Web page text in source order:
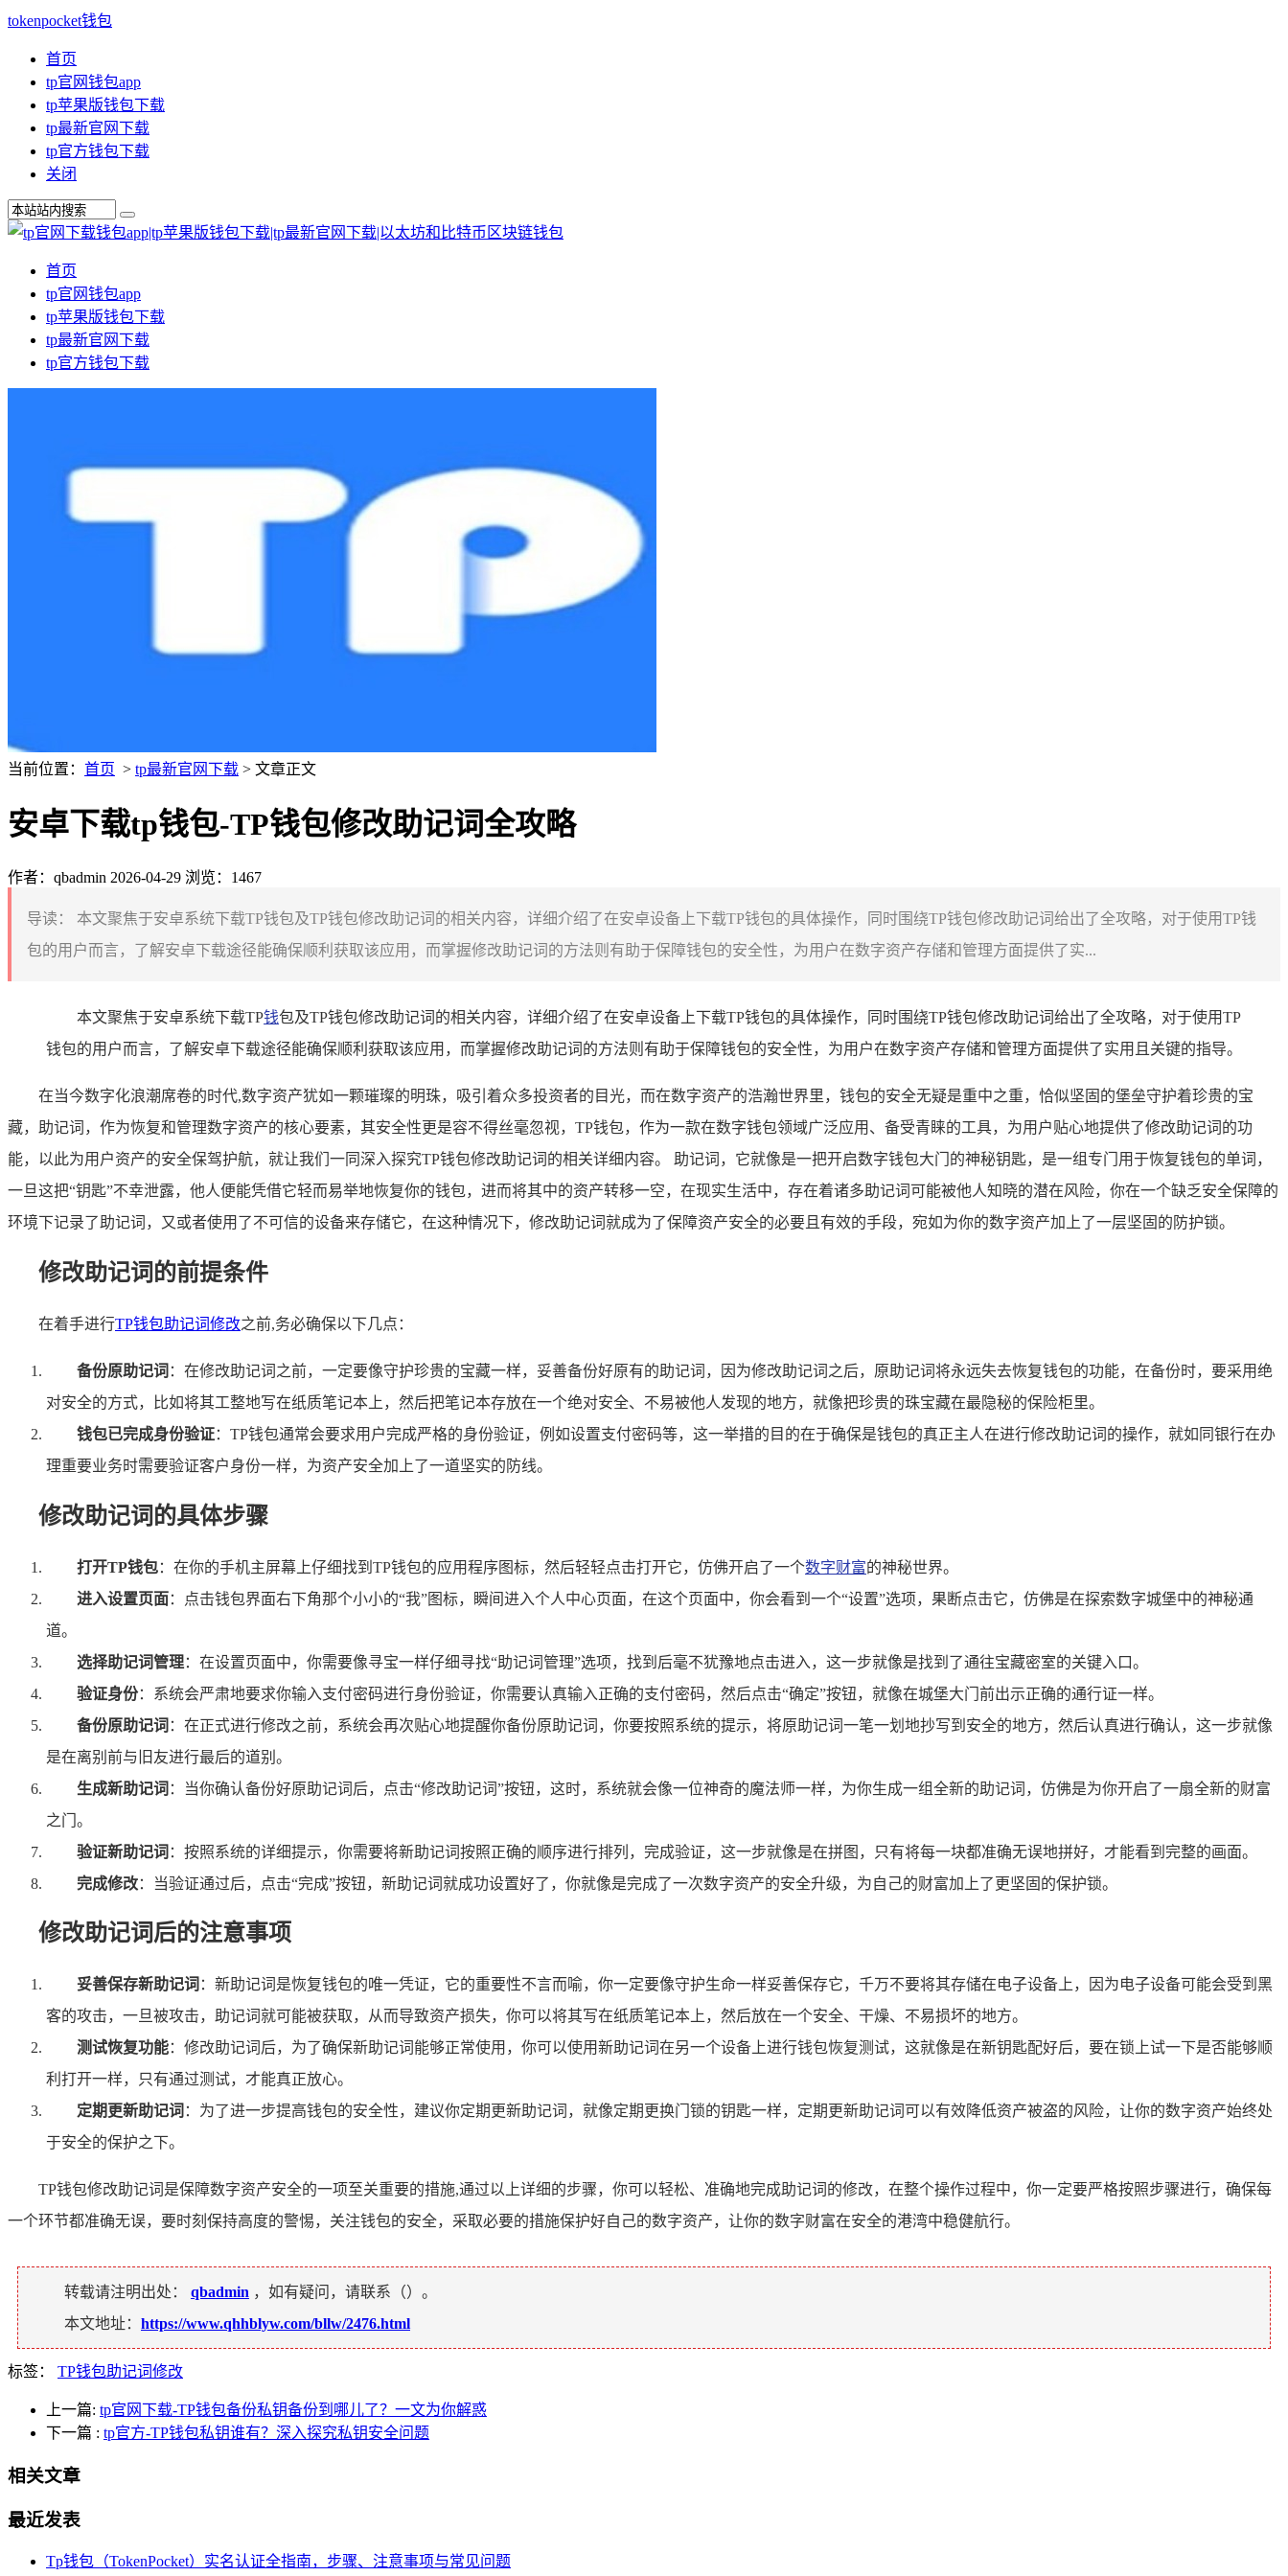
tokenpocket钱包
首页
tp官网钱包app
tp苹果版钱包下载
tp最新官网下载
tp官方钱包下载
关闭
首页
tp官网钱包app
tp苹果版钱包下载
tp最新官网下载
tp官方钱包下载
当前位置： 首页 > tp最新官网下载 > 文章正文
安卓下载tp钱包-TP钱包修改助记词全攻略
作者：qbadmin 2026-04-29 浏览：1467
导读：
本文聚焦于安卓系统下载TP钱包及TP钱包修改助记词的相关内容，详细介绍了在安卓设备上下载TP钱包的具体操作，同时围绕TP钱包修改助记词给出了全攻略，对于使用TP钱
包的用户而言，了解安卓下载途径能确保顺利获取该应用，而掌握修改助记词的方法则有助于保障钱包的安全性，为用户在数字资产存储和管理方面提供了实...
本文聚焦于安卓系统下载TP钱包及TP钱包修改助记词的相关内容，详细介绍了在安卓设备上下载TP钱包的具体操作，同时围绕TP钱包修改助记词给出了全攻略，对于使用TP
钱包的用户而言，了解安卓下载途径能确保顺利获取该应用，而掌握修改助记词的方法则有助于保障钱包的安全性，为用户在数字资产存储和管理方面提供了实用且关键的指导。
在当今数字化浪潮席卷的时代,数字资产犹如一颗璀璨的明珠，吸引着众多投资者的目光，而在数字资产的浩瀚世界里，钱包的安全无疑是重中之重，恰似坚固的堡垒守护着珍贵的宝
藏，助记词，作为恢复和管理数字资产的核心要素，其安全性更是容不得丝毫忽视，TP钱包，作为一款在数字钱包领域广泛应用、备受青睐的工具，为用户贴心地提供了修改助记词的功
能，以此为用户资产的安全保驾护航，就让我们一同深入探究TP钱包修改助记词的相关详细内容。 助记词，它就像是一把开启数字钱包大门的神秘钥匙，是一组专门用于恢复钱包的单词，
一旦这把“钥匙”不幸泄露，他人便能凭借它轻而易举地恢复你的钱包，进而将其中的资产转移一空，在现实生活中，存在着诸多助记词可能被他人知晓的潜在风险，你在一个缺乏安全保障的
环境下记录了助记词，又或者使用了不可信的设备来存储它，在这种情况下，修改助记词就成为了保障资产安全的必要且有效的手段，宛如为你的数字资产加上了一层坚固的防护锁。
修改助记词的前提条件
在着手进行TP钱包助记词修改之前,务必确保以下几点：
备份原助记词 ：在修改助记词之前，一定要像守护珍贵的宝藏一样，妥善备份好原有的助记词，因为修改助记词之后，原助记词将永远失去恢复钱包的功能，在备份时，要采用绝
对安全的方式，比如将其工整地写在纸质笔记本上，然后把笔记本存放在一个绝对安全、不易被他人发现的地方，就像把珍贵的珠宝藏在最隐秘的保险柜里。
钱包已完成身份验证：TP钱包通常会要求用户完成严格的身份验证，例如设置支付密码等，这一举措的目的在于确保是钱包的真正主人在进行修改助记词的操作，就如同银行在办
理重要业务时需要验证客户身份一样，为资产安全加上了一道坚实的防线。
修改助记词的具体步骤
打开TP钱包：在你的手机主屏幕上仔细找到TP钱包的应用程序图标，然后轻轻点击打开它，仿佛开启了一个数字财富的神秘世界。
进入设置页面：点击钱包界面右下角那个小小的“我”图标，瞬间进入个人中心页面，在这个页面中，你会看到一个“设置”选项，果断点击它，仿佛是在探索数字城堡中的神秘通
道。
选择助记词管理：在设置页面中，你需要像寻宝一样仔细寻找“助记词管理”选项，找到后毫不犹豫地点击进入，这一步就像是找到了通往宝藏密室的关键入口。
验证身份：系统会严肃地要求你输入支付密码进行身份验证，你需要认真输入正确的支付密码，然后点击“确定”按钮，就像在城堡大门前出示正确的通行证一样。
备份原助记词 ：在正式进行修改之前，系统会再次贴心地提醒你备份原助记词，你要按照系统的提示，将原助记词一笔一划地抄写到安全的地方，然后认真进行确认，这一步就像
是在离别前与旧友进行最后的道别。
生成新助记词 ：当你确认备份好原助记词后，点击“修改助记词”按钮，这时，系统就会像一位神奇的魔法师一样，为你生成一组全新的助记词，仿佛是为你开启了一扇全新的财富
之门。
验证新助记词 ：按照系统的详细提示，你需要将新助记词按照正确的顺序进行排列，完成验证，这一步就像是在拼图，只有将每一块都准确无误地拼好，才能看到完整的画面。
完成修改：当验证通过后，点击“完成”按钮，新助记词就成功设置好了，你就像是完成了一次数字资产的安全升级，为自己的财富加上了更坚固的保护锁。
修改助记词后的注意事项
妥善保存新助记词 ：新助记词是恢复钱包的唯一凭证，它的重要性不言而喻，你一定要像守护生命一样妥善保存它，千万不要将其存储在电子设备上，因为电子设备可能会受到黑
客的攻击，一旦被攻击，助记词就可能被获取，从而导致资产损失，你可以将其写在纸质笔记本上，然后放在一个安全、干燥、不易损坏的地方。
测试恢复功能：修改助记词后，为了确保新助记词能够正常使用，你可以使用新助记词在另一个设备上进行钱包恢复测试，这就像是在新钥匙配好后，要在锁上试一下是否能够顺
利打开一样，只有通过测试，才能真正放心。
定期更新助记词 ：为了进一步提高钱包的安全性，建议你定期更新助记词，就像定期更换门锁的钥匙一样，定期更新助记词可以有效降低资产被盗的风险，让你的数字资产始终处
于安全的保护之下。
TP钱包修改助记词是保障数字资产安全的一项至关重要的措施,通过以上详细的步骤，你可以轻松、准确地完成助记词的修改，在整个操作过程中，你一定要严格按照步骤进行，确保每
一个环节都准确无误，要时刻保持高度的警惕，关注钱包的安全，采取必要的措施保护好自己的数字资产，让你的数字财富在安全的港湾中稳健航行。
转载请注明出处： qbadmin ，如有疑问，请联系（）。
本文地址： https://www.qhhblyw.com/bllw/2476.html
标签： TP钱包助记词修改
上一篇: tp官网下载-TP钱包备份私钥备份到哪儿了？一文为你解惑
下一篇 : tp官方-TP钱包私钥谁有？深入探究私钥安全问题
相关文章
最近发表
Tp钱包（TokenPocket）实名认证全指南，步骤、注意事项与常见问题